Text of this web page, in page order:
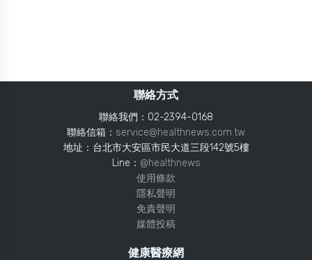
聯絡方式
聯絡我們：02-2394-0168
聯絡信箱： service@healthnews.com.tw
地址：台北市大安區市民大道三段142號5樓
Line： @healthnews
使用條款
隱私聲明
免責聲明
媒體投稿
健康醫療網